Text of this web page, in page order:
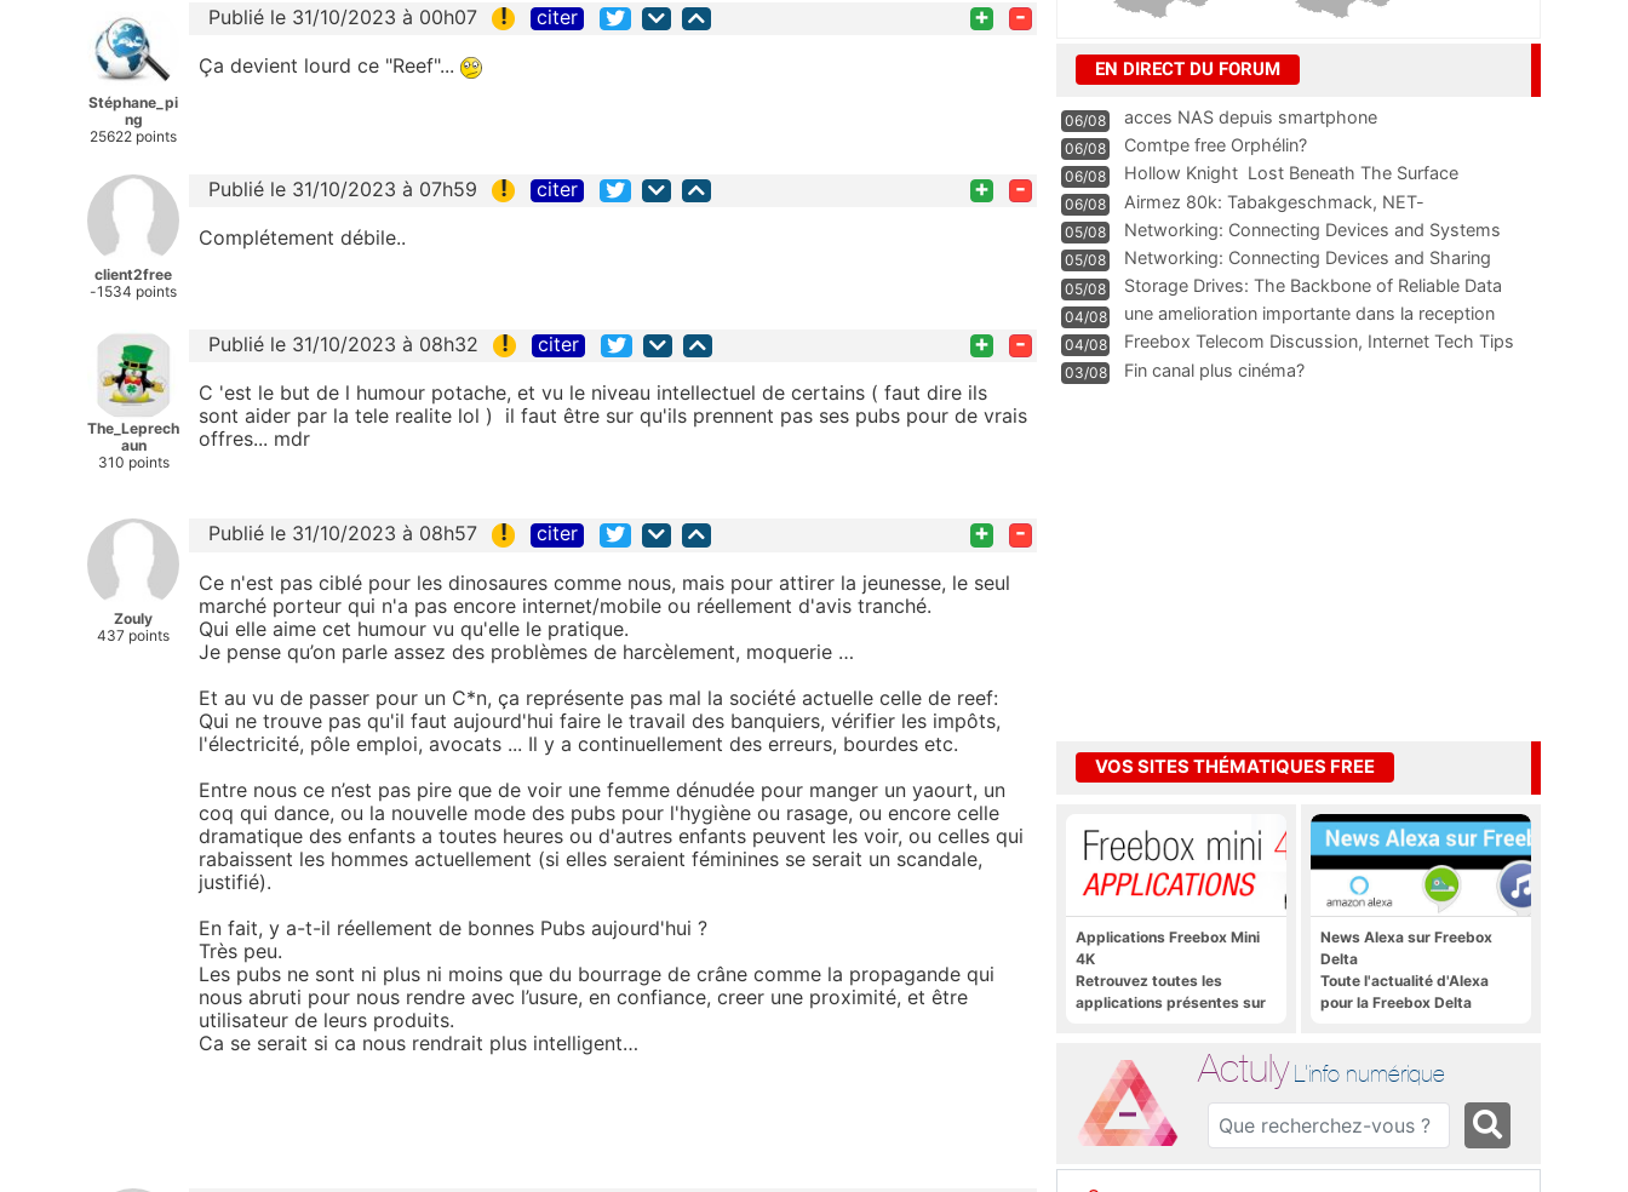
Stéphane_pi
ng
25622 points
Publié le 31/10/2023 à 00h07 ! citer + -
Ça devient lourd ce "Reef"...
client2free
-1534 points
Publié le 31/10/2023 à 07h59 ! citer + -
Complétement débile..
The_Leprech
aun
310 points
Publié le 31/10/2023 à 08h32 ! citer + -
C 'est le but de l humour potache, et vu le niveau intellectuel de certains ( faut dire ils
sont aider par la tele realite lol ) il faut être sur qu'ils prennent pas ses pubs pour de vrais
offres... mdr
Zouly
437 points
Publié le 31/10/2023 à 08h57 ! citer + -
Ce n'est pas ciblé pour les dinosaures comme nous, mais pour attirer la jeunesse, le seul
marché porteur qui n'a pas encore internet/mobile ou réellement d'avis tranché.
Qui elle aime cet humour vu qu'elle le pratique.
Je pense qu’on parle assez des problèmes de harcèlement, moquerie …
Et au vu de passer pour un C*n, ça représente pas mal la société actuelle celle de reef:
Qui ne trouve pas qu'il faut aujourd'hui faire le travail des banquiers, vérifier les impôts,
l'électricité, pôle emploi, avocats ... Il y a continuellement des erreurs, bourdes etc.
Entre nous ce n’est pas pire que de voir une femme dénudée pour manger un yaourt, un
coq qui dance, ou la nouvelle mode des pubs pour l'hygiène ou rasage, ou encore celle
dramatique des enfants a toutes heures ou d'autres enfants peuvent les voir, ou celles qui
rabaissent les hommes actuellement (si elles seraient féminines se serait un scandale,
justifié).
En fait, y a-t-il réellement de bonnes Pubs aujourd'hui ?
Très peu.
Les pubs ne sont ni plus ni moins que du bourrage de crâne comme la propagande qui
nous abruti pour nous rendre avec l’usure, en confiance, creer une proximité, et être
utilisateur de leurs produits.
Ca se serait si ca nous rendrait plus intelligent…
EN DIRECT DU FORUM
06/08 acces NAS depuis smartphone
06/08 Comtpe free Orphélin?
06/08 Hollow Knight  Lost Beneath The Surface
06/08
Airmez 80k: Tabakgeschmack, NET-
Technologie und Leistung im
05/08 Networking: Connecting Devices and Systems
05/08
Networking: Connecting Devices and Sharing
Information
05/08
Storage Drives: The Backbone of Reliable Data
Management
04/08
une amelioration importante dans la reception
WIFI
04/08
Freebox Telecom Discussion, Internet Tech Tips
Communi
03/08 Fin canal plus cinéma?
VOS SITES THÉMATIQUES FREE
Applications Freebox Mini
4K
Retrouvez toutes les
applications présentes sur
News Alexa sur Freebox
Delta
Toute l'actualité d'Alexa
pour la Freebox Delta
Actuly L'info numérique